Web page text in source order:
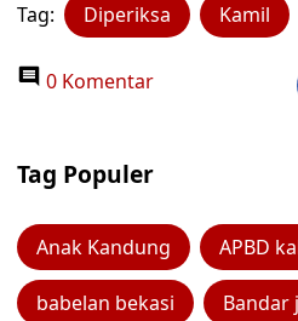
Tag: Diperiksa Kamil
0 Komentar
Tag Populer
Anak Kandung APBD
babelan bekasi Bandar